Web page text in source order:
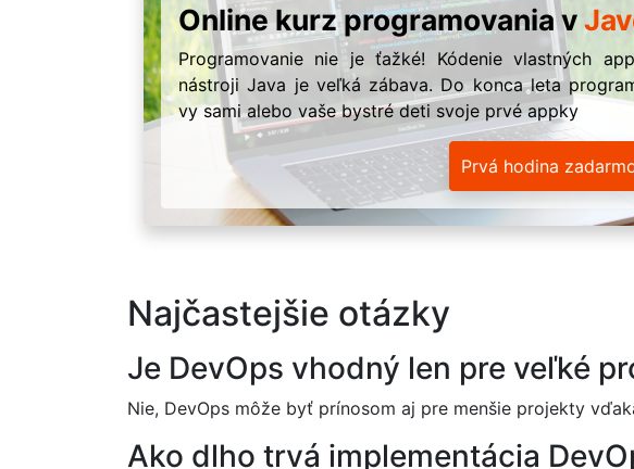
Online kurz programovania v
Programovanie nie je ťažké! Kódenie vlastných
nástroji Java je veľká zábava. Do konca leta
vy sami alebo vaše bystré deti svoje prvé appky
Prvá hodina
Najčastejšie otázky
Je DevOps vhodný len pre veľké
Nie, DevOps môže byť prínosom aj pre menšie projekty
Ako dlho trvá implementácia